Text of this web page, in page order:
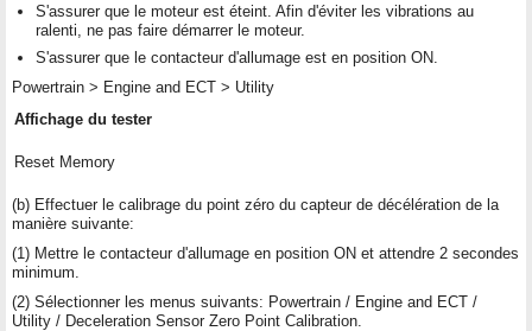
S'assurer que le moteur est éteint. Afin d'éviter les vibrations au
ralenti, ne pas faire démarrer le moteur.
S'assurer que le contacteur d'allumage est en position ON.
Powertrain > Engine and ECT > Utility
Affichage du tester
Reset Memory
(b) Effectuer le calibrage du point zéro du capteur de décélération de la
manière suivante:
(1) Mettre le contacteur d'allumage en position ON et attendre 2 secondes
minimum.
(2) Sélectionner les menus suivants: Powertrain / Engine and ECT /
Utility / Deceleration Sensor Zero Point Calibration.